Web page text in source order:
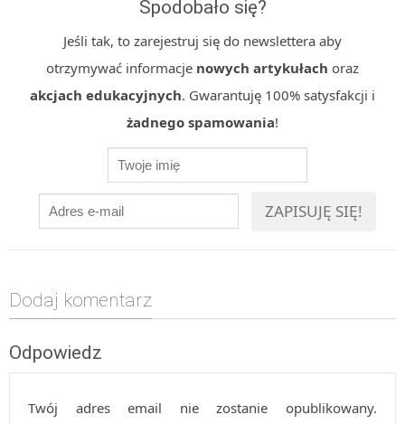
Spodobało się?
Jeśli tak, to zarejestruj się do newslettera aby
otrzymywać informacje nowych artykułach oraz
akcjach edukacyjnych. Gwarantuję 100% satysfakcji i
żadnego spamowania!
Dodaj komentarz
Odpowiedz
Twój adres email nie zostanie opublikowany.